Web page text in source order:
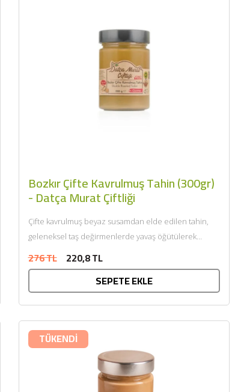
Bozkır Çifte Kavrulmuş Tahin (300gr)
- Datça Murat Çiftliği
Çifte kavrulmuş beyaz susamdan elde edilen tahin,
geleneksel taş değirmenlerde yavaş öğütülerek
276 TL 220,8 TL
SEPETE EKLE
TÜKENDİ
Yeni Hasat, Güney Ege, 5